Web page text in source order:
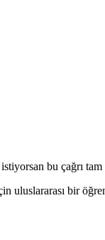
bu çağrı tam
bir